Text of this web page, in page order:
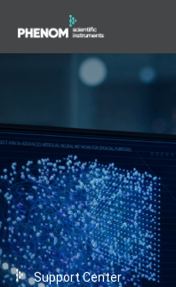
Support Center